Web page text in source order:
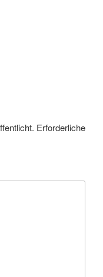
Erforderliche